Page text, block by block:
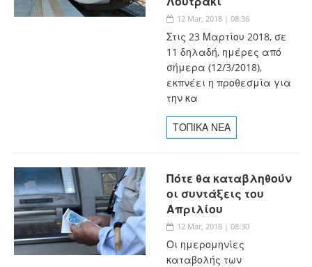
12 Mar, 2018 | 08:36
Στις 23 Μαρτίου 2018, σε
11 δηλαδή, ημέρες από
σήμερα (12/3/2018),
εκπνέει η προθεσμία για
την κα
ΤΟΠΙΚΑ ΝΕΑ
Πότε θα καταβληθούν
οι συντάξεις του
Απριλίου
12 Mar, 2018 | 08:30
Οι ημερομηνίες
καταβολής των